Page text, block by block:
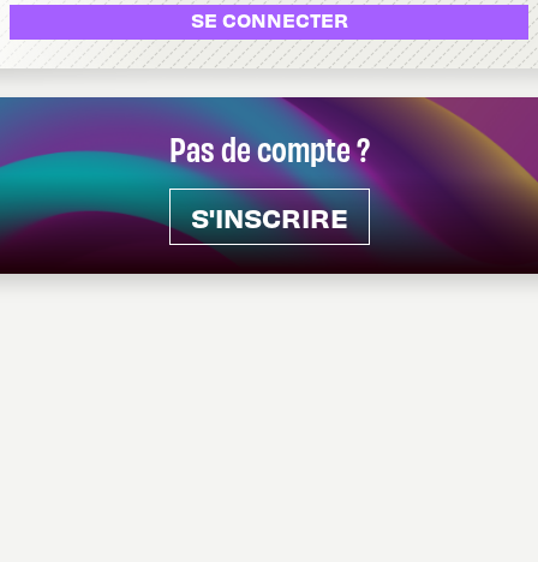
Pas de compte ?
S'INSCRIRE
SE CONNECTER